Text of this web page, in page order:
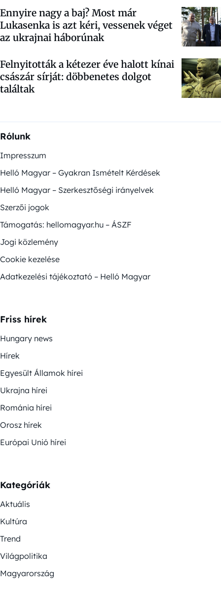
Ennyire nagy a baj? Most már
Lukasenka is azt kéri, vessenek véget
az ukrajnai háborúnak
Felnyitották a kétezer éve halott kínai
császár sírját: döbbenetes dolgot
találtak
Rólunk
Impresszum
Helló Magyar – Gyakran Ismételt Kérdések
Helló Magyar – Szerkesztőségi irányelvek
Szerzői jogok
Támogatás: hellomagyar.hu – ÁSZF
Jogi közlemény
Cookie kezelése
Adatkezelési tájékoztató – Helló Magyar
Friss hírek
Hungary news
Hírek
Egyesült Államok hírei
Ukrajna hírei
Románia hírei
Orosz hírek
Európai Unió hírei
Kategóriák
Aktuális
Kultúra
Trend
Világpolitika
Magyarország